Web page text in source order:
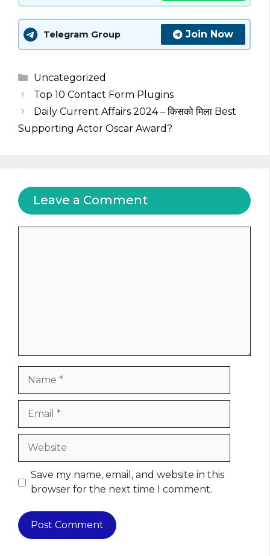
Telegram Group Join Now
Categories
Uncategorized
Top 10 Contact Form Plugins
Daily Current Affairs 2024 – किसको मिला Best
Supporting Actor Oscar Award?
Leave a Comment
Website
Save my name, email, and website in this
browser for the next time I comment.